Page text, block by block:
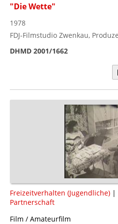
"Die Wette"
1978
FDJ-Filmstudio Zwenkau,
DHMD 2001/1662
Freizeitverhalten (Jugendliche) |
Partnerschaft
Film / Amateurfilm